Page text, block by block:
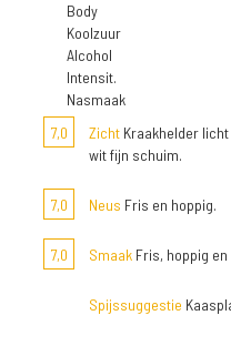
Body
Koolzuur
Alcohol
Intensit.
Nasmaak
7,0
Zicht Kraakhelder
wit fijn schuim.
7,0 Neus Fris en hoppig.
7,0 Smaak Fris, hoppig
Spijssuggestie